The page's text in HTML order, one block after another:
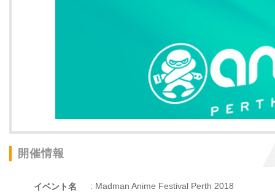
開催情報
イベント名
: Madman Anime Festival Perth 2018